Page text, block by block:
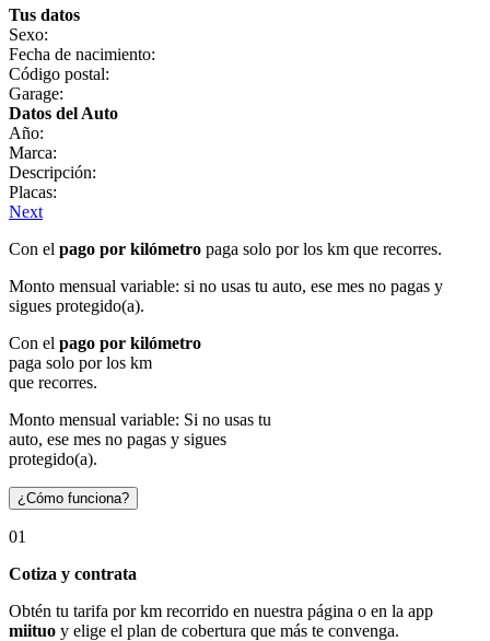
Tus datos
Sexo:
Fecha de nacimiento:
Código postal:
Garage:
Datos del Auto
Año:
Marca:
Descripción:
Placas:
Next
Con el pago por kilómetro paga solo por los km que recorres.
Monto mensual variable: si no usas tu auto, ese mes no pagas y
sigues protegido(a).
Con el pago por kilómetro
paga solo por los km
que recorres.
Monto mensual variable: Si no usas tu
auto, ese mes no pagas y sigues
protegido(a).
¿Cómo funciona?
01
Cotiza y contrata
Obtén tu tarifa por km recorrido en nuestra página o en la app
miituo y elige el plan de cobertura que más te convenga.